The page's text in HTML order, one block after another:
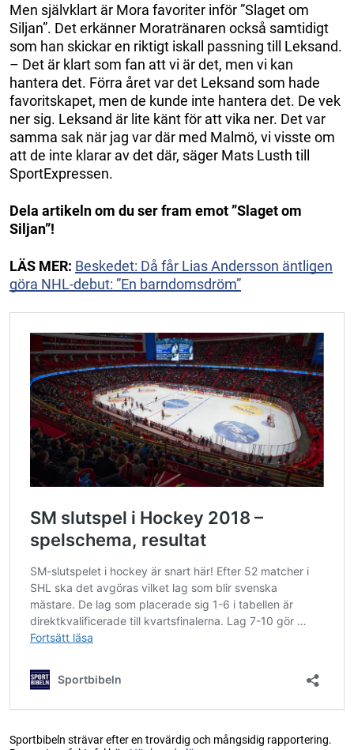
Men självklart är Mora favoriter inför ”Slaget om
Siljan”. Det erkänner Moratränaren också samtidigt
som han skickar en riktigt iskall passning till Leksand.
– Det är klart som fan att vi är det, men vi kan
hantera det. Förra året var det Leksand som hade
favoritskapet, men de kunde inte hantera det. De vek
ner sig. Leksand är lite känt för att vika ner. Det var
samma sak när jag var där med Malmö, vi visste om
att de inte klarar av det där, säger Mats Lusth till
SportExpressen.
Dela artikeln om du ser fram emot ”Slaget om
Siljan”!
LÄS MER: Beskedet: Då får Lias Andersson äntligen
göra NHL-debut: ”En barndomsdröm”
Sportbibeln strävar efter en trovärdig och mångsidig rapportering.